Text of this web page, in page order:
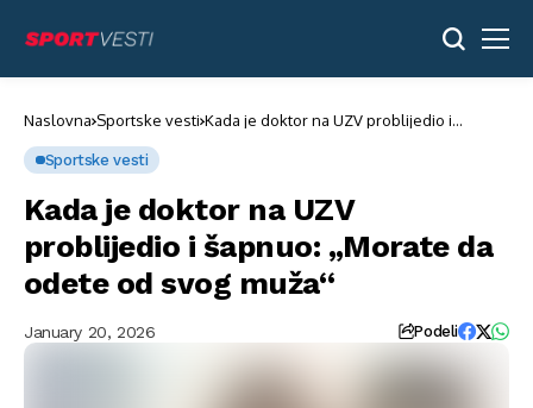
Naslovna Sportske vesti Kada je doktor na UZV problijedio i
Sportske vesti
Kada je doktor na UZV
problijedio i šapnuo: „Morate da
odete od svog muža“
January 20, 2026 Podeli